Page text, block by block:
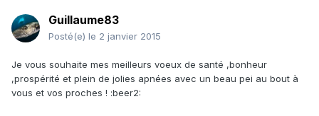
Guillaume83
Posté(e) le 2 janvier 2015
Je vous souhaite mes meilleurs voeux de santé ,bonheur
,prospérité et plein de jolies apnées avec un beau pei au bout à
vous et vos proches ! :beer2: